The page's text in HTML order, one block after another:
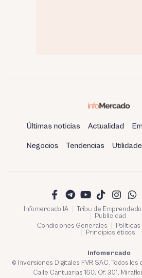
Últimas noticias Actualidad
Negocios Tendencias
Infomercado IA Tribu de
Publicidad
Condiciones Generales
Principios éticos
Infomercado
© Inversiones Digitales FVR SAC. Todos
Calle Cantuarias 160. Of. 301.